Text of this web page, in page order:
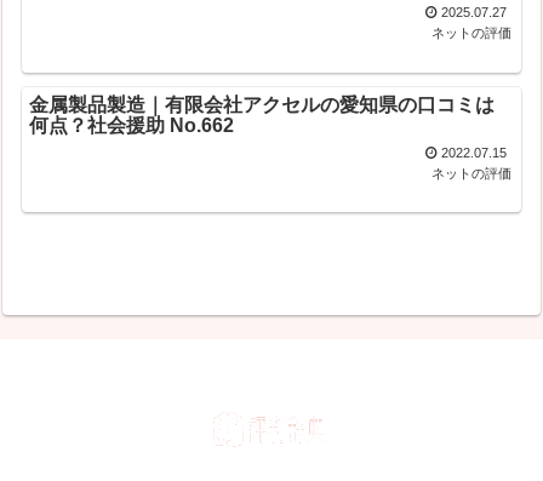
2025.07.27
ネットの評価
金属製品製造｜有限会社アクセルの愛知県の口コミは
何点？社会援助 No.662
2022.07.15
ネットの評価